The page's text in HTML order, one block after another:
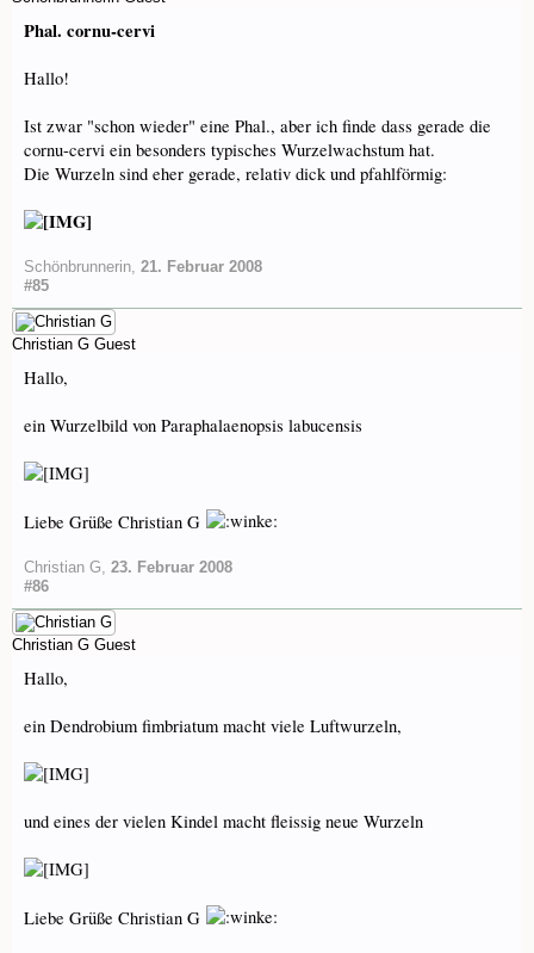
Phal. cornu-cervi
Hallo!
Ist zwar "schon wieder" eine Phal., aber ich finde dass gerade die
cornu-cervi ein besonders typisches Wurzelwachstum hat.
Die Wurzeln sind eher gerade, relativ dick und pfahlförmig:
Schönbrunnerin, 21. Februar 2008
#85
Christian G Guest
Hallo,
ein Wurzelbild von Paraphalaenopsis labucensis
Liebe Grüße Christian G
Christian G, 23. Februar 2008
#86
Christian G Guest
Hallo,
ein Dendrobium fimbriatum macht viele Luftwurzeln,
und eines der vielen Kindel macht fleissig neue Wurzeln
Liebe Grüße Christian G